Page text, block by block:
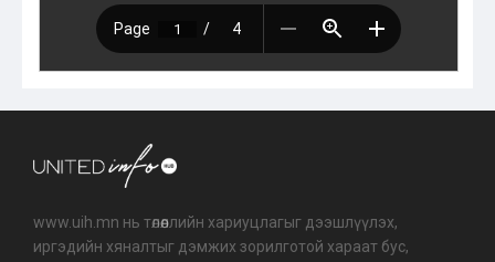
www.uih.mn нь төлөөллийн хариуцлагыг дээшлүүлэх,
иргэдийн хяналтыг дэмжих зорилготой хараат бус,